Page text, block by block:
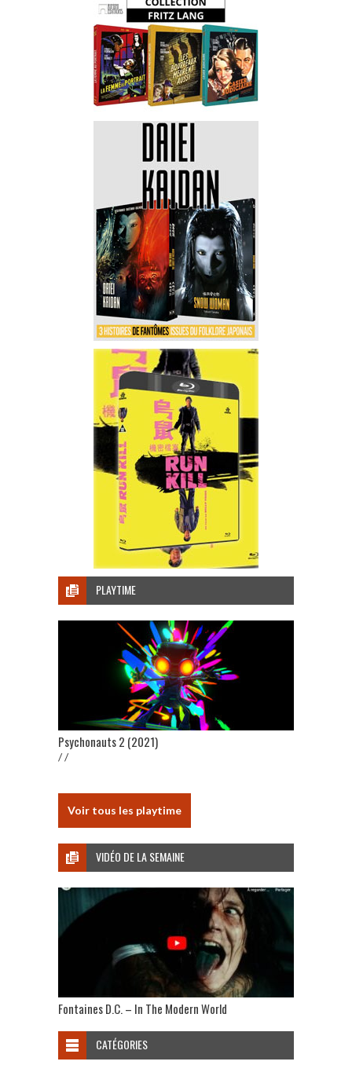
PLAYTIME
Psychonauts 2 (2021)
/ /
Voir tous les playtime
VIDÉO DE LA SEMAINE
Fontaines D.C. – In The Modern World
CATÉGORIES